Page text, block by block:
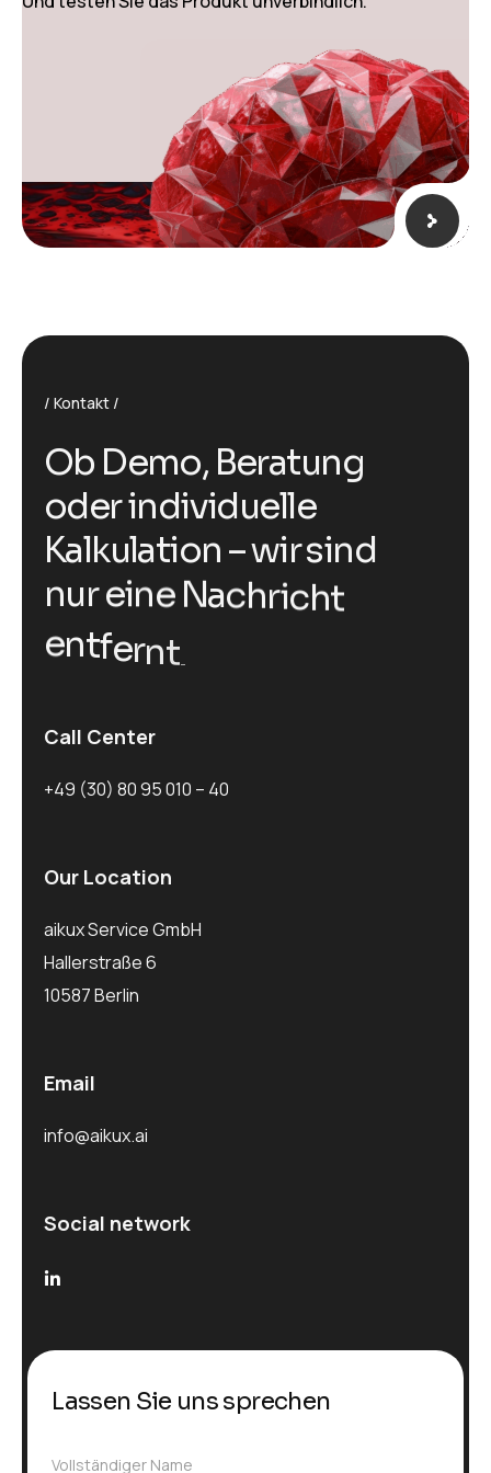
Kontakt
Ob Demo, Beratung
oderindividuelle
Kalkulation –wirsind
nureine Nachricht
entfernt.
Call Center
+49 (30) 80 95 010 – 40
Our Location
aikux Service GmbH
Hallerstraße 6
10587 Berlin
Email
info@aikux.ai
Social network
Lassen Sie uns sprechen
V
Vollständiger Name